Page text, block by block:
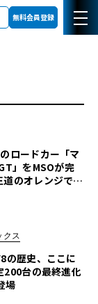
無料会員登録
ロードカー「マ
」をMSOが完
のオレンジでは
2026】《LE
クス
の歴史、ここに
200台の最終進化
場